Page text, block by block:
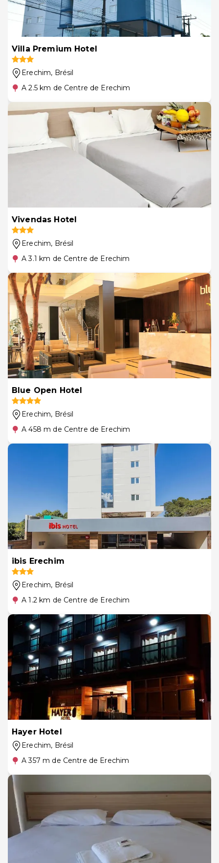
Villa Premium Hotel
Erechim, Brésil
A 2.5 km de Centre de Erechim
Vivendas Hotel
Erechim, Brésil
A 3.1 km de Centre de Erechim
Blue Open Hotel
Erechim, Brésil
A 458 m de Centre de Erechim
ibis Erechim
Erechim, Brésil
A 1.2 km de Centre de Erechim
Hayer Hotel
Erechim, Brésil
A 357 m de Centre de Erechim